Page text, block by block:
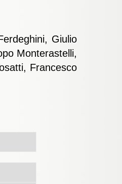
Giulio
Monterastelli,
Francesco